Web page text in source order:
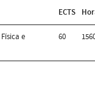
ECTS
e
60